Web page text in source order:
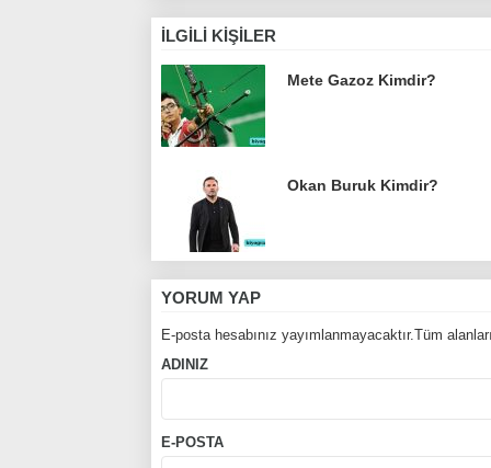
İLGILI KIŞILER
Mete Gazoz Kimdir?
Okan Buruk Kimdir?
YORUM YAP
E-posta hesabınız yayımlanmayacaktır.Tüm
ADINIZ
E-POSTA